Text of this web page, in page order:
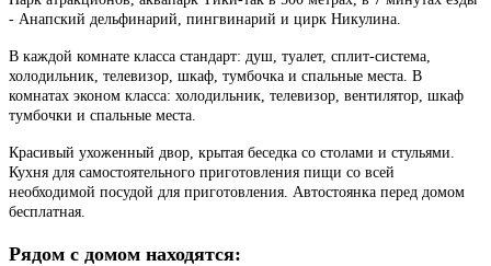
- Анапский дельфинарий, пингвинарий и цирк Никулина.
В каждой комнате класса стандарт: душ, туалет, сплит-система,
холодильник, телевизор, шкаф, тумбочка и спальные места. В
комнатах эконом класса: холодильник, телевизор, вентилятор, шкаф
тумбочки и спальные места.
Красивый ухоженный двор, крытая беседка со столами и стульями.
Кухня для самостоятельного приготовления пищи со всей
необходимой посудой для приготовления. Автостоянка перед домом
бесплатная.
Рядом с домом находятся: